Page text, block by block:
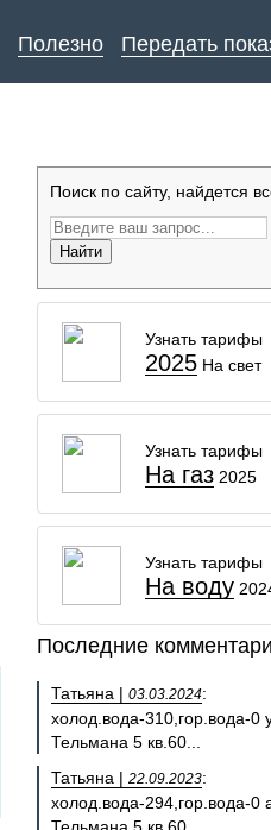
Полезно Передать
Поиск по сайту, найдется
Найти
Узнать тарифы
2025 На свет
Узнать тарифы
На газ 2025
Узнать тарифы
На воду
Последние
Татьяна | 03.03.2024:
холод.вода-310,гор.вода-0
Тельмана 5 кв.60...
Татьяна | 22.09.2023:
холод.вода-294,гор.вода-0